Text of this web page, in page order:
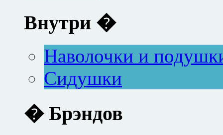
Внутри �
Наволочки и
Сидушки
� Брэндов